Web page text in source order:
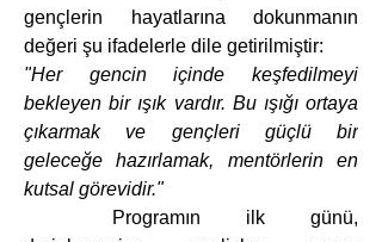
gençlerin hayatlarına dokunmanın
değeri şu ifadelerle dile getirilmiştir:
"Her gencin içinde keşfedilmeyi
bekleyen bir ışık vardır. Bu ışığı ortaya
çıkarmak ve gençleri güçlü bir
geleceğe hazırlamak, mentörlerin en
kutsal görevidir."